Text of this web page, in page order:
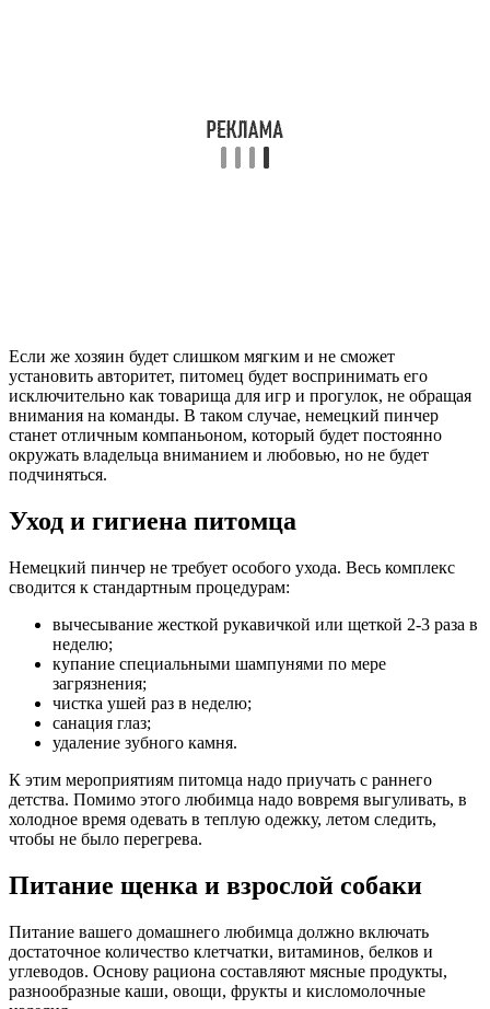
Если же хозяин будет слишком мягким и не сможет
установить авторитет, питомец будет воспринимать его
исключительно как товарища для игр и прогулок, не обращая
внимания на команды. В таком случае, немецкий пинчер
станет отличным компаньоном, который будет постоянно
окружать владельца вниманием и любовью, но не будет
подчиняться.
Уход и гигиена питомца
Немецкий пинчер не требует особого ухода. Весь комплекс
сводится к стандартным процедурам:
вычесывание жесткой рукавичкой или щеткой 2-3 раза в
неделю;
купание специальными шампунями по мере
загрязнения;
чистка ушей раз в неделю;
санация глаз;
удаление зубного камня.
К этим мероприятиям питомца надо приучать с раннего
детства. Помимо этого любимца надо вовремя выгуливать, в
холодное время одевать в теплую одежку, летом следить,
чтобы не было перегрева.
Питание щенка и взрослой собаки
Питание вашего домашнего любимца должно включать
достаточное количество клетчатки, витаминов, белков и
углеводов. Основу рациона составляют мясные продукты,
разнообразные каши, овощи, фрукты и кисломолочные